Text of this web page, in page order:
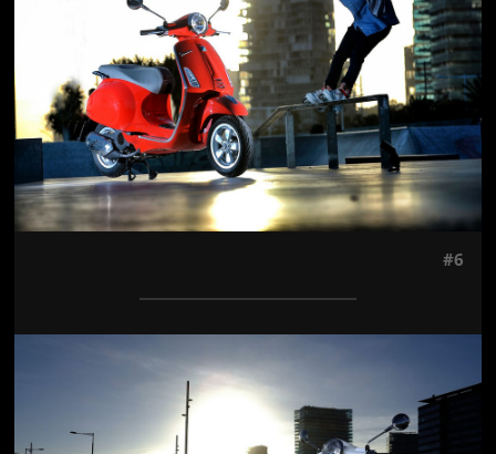
#6
Jön még kép!